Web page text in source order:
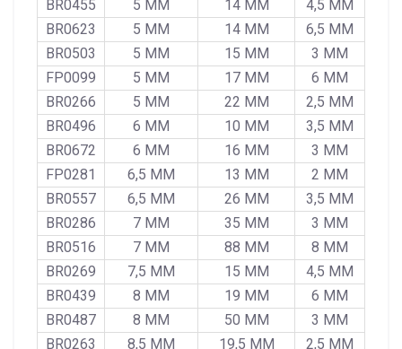
BR0455
5 MM 14 MM
4,5 MM
BR0623
5 MM 14 MM
6,5 MM
BR0503
5 MM 15 MM
3 MM
FP0099
5 MM 17 MM
6 MM
BR0266
5 MM 22 MM
2,5 MM
BR0496
6 MM 10 MM
3,5 MM
BR0672
6 MM 16 MM
3 MM
FP0281
6,5 MM 13 MM
2 MM
BR0557
6,5 MM 26 MM
3,5 MM
BR0286
7 MM 35 MM
3 MM
BR0516
7 MM 88 MM
8 MM
BR0269
7,5 MM 15 MM
4,5 MM
BR0439
8 MM 19 MM
6 MM
BR0487
8 MM 50 MM
3 MM
BR0263
8,5 MM 19,5 MM 2,5 MM